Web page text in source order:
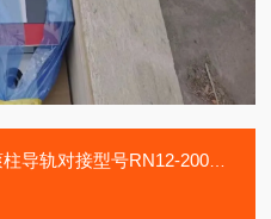
对接型号RN12-200-ZG滑块轴承